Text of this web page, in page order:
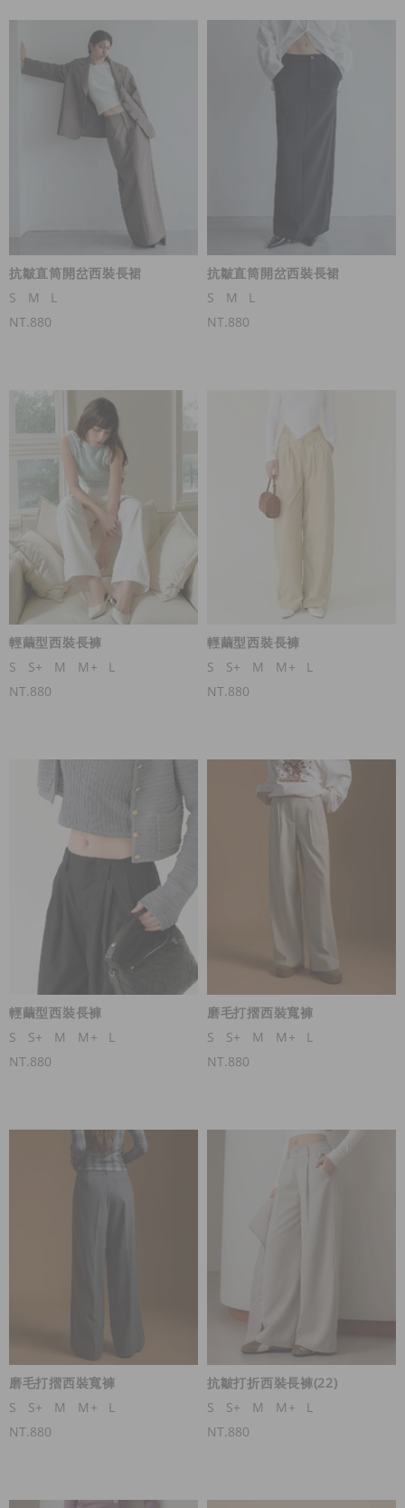
抗皺直筒開岔西裝長裙
S
M
L
NT.880
抗皺直筒開岔西裝長裙
S
M
L
NT.880
輕繭型西裝長褲
S
S+ M M+
L
NT.880
輕繭型西裝長褲
S
S+ M M+
L
NT.880
輕繭型西裝長褲
S
S+ M M+
L
NT.880
磨毛打摺西裝寬褲
S
S+ M M+
L
NT.880
磨毛打摺西裝寬褲
S
S+ M M+
L
NT.880
抗皺打折西裝長褲(22)
S
S+ M M+
L
NT.880